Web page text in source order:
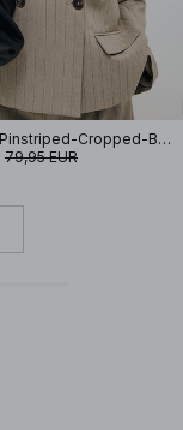
Oversize-Pinstriped-Cropped-Blazer
79,95 EUR